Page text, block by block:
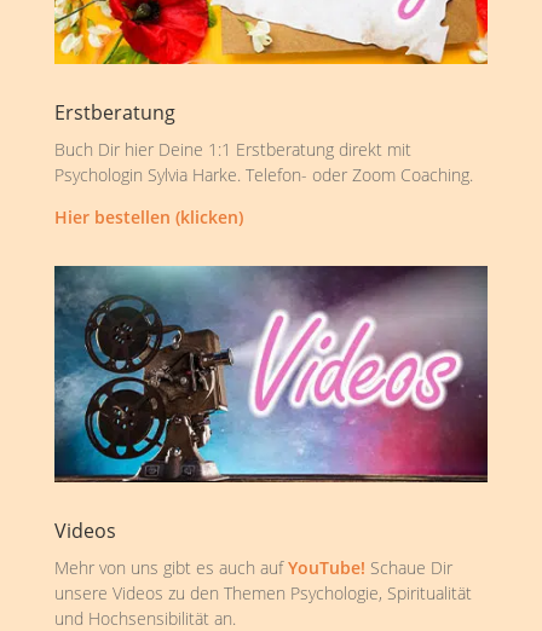
Erstberatung
Buch Dir hier Deine 1:1 Erstberatung direkt mit
Psychologin Sylvia Harke. Telefon- oder Zoom Coaching.
Hier bestellen (klicken)
Videos
Mehr von uns gibt es auch aufYouTube! Schaue Dir
unsere Videos zu den Themen Psychologie, Spiritualität
und Hochsensibilität an.